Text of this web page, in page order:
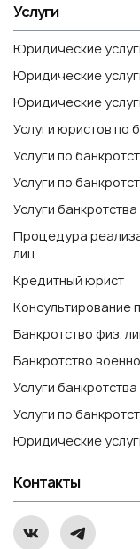
Услуги
Юридические
Юридические
Юридические
Услуги юристов по
Услуги по
Услуги по
Услуги
Процедура
лиц
Кредитный юрист
Консультирование
Банкротство физ.
Банкротство
Услуги
Услуги по
Юридические
Контакты